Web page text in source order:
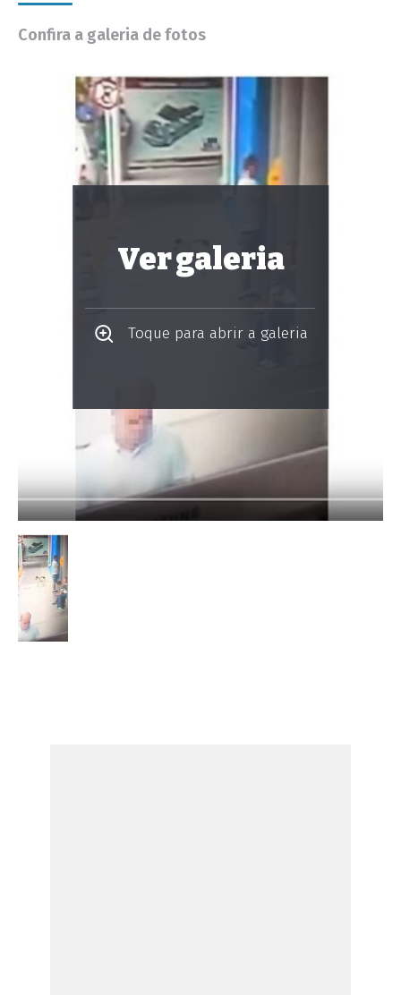
Confira a galeria de fotos
Ver galeria
Toque para abrir a galeria